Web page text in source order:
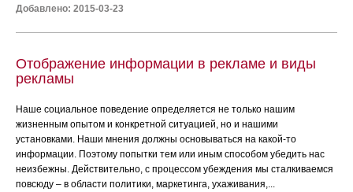
Добавлено: 2015-03-23
Отображение информации в рекламе и виды
рекламы
Наше социальное поведение определяется не только нашим
жизненным опытом и конкретной ситуацией, но и нашими
установками. Наши мнения должны основываться на какой-то
информации. Поэтому попытки тем или иным способом убедить нас
неизбежны. Действительно, с процессом убеждения мы сталкиваемся
повсюду – в области политики, маркетинга, ухаживания,...